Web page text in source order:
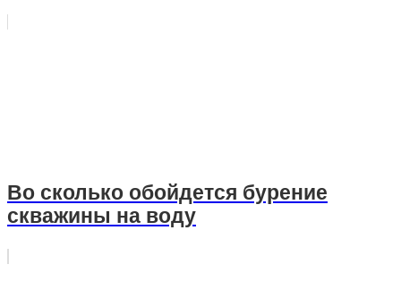
Во сколько обойдется бурение
скважины на воду